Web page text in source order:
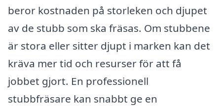
beror kostnaden på storleken och djupet
av de stubb som ska fräsas. Om stubbene
är stora eller sitter djupt i marken kan det
kräva mer tid och resurser för att få
jobbet gjort. En professionell
stubbfräsare kan snabbt ge en